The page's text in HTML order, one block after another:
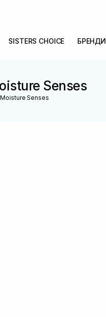
SISTERS CHOICE БРЕНДИ
Senses
Moisture Senses